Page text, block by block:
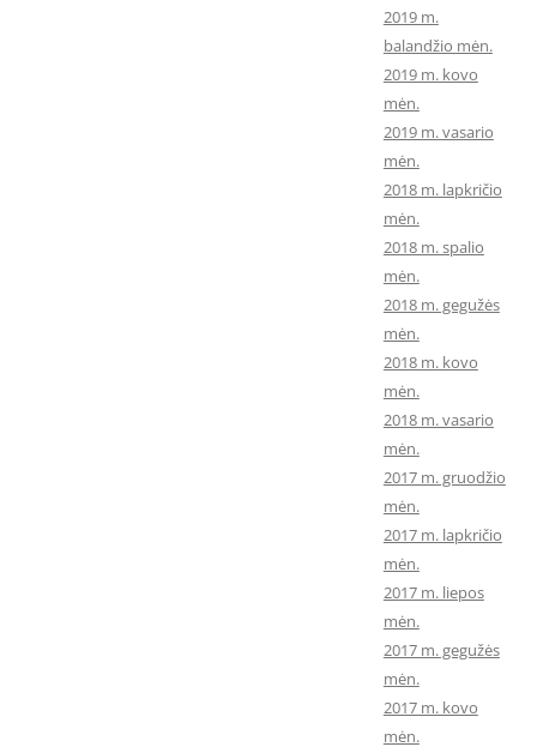
2019 m.
balandžio mėn.
2019 m. kovo
mėn.
2019 m. vasario
mėn.
2018 m. lapkričio
mėn.
2018 m. spalio
mėn.
2018 m. gegužės
mėn.
2018 m. kovo
mėn.
2018 m. vasario
mėn.
2017 m. gruodžio
mėn.
2017 m. lapkričio
mėn.
2017 m. liepos
mėn.
2017 m. gegužės
mėn.
2017 m. kovo
mėn.